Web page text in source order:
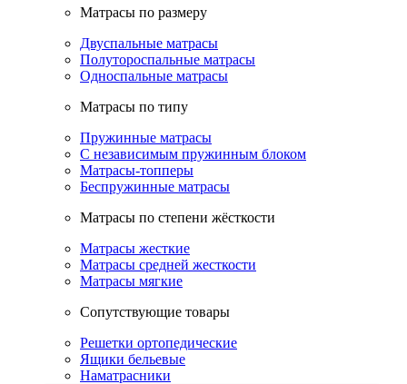
Матрасы по размеру
Двуспальные матрасы
Полутороспальные матрасы
Односпальные матрасы
Матрасы по типу
Пружинные матрасы
С независимым пружинным блоком
Матрасы-топперы
Беспружинные матрасы
Матрасы по степени жёсткости
Матрасы жесткие
Матрасы средней жесткости
Матрасы мягкие
Сопутствующие товары
Решетки ортопедические
Ящики бельевые
Наматрасники